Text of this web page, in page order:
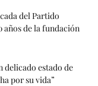
del Partido
años de la fundación
delicado estado de
por su vida”